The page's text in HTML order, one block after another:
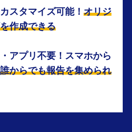
スタマイズ可能！ オリジ
作成できる
アプリ不要！スマホから
誰からでも報告を集められ